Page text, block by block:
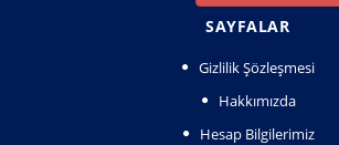
SAYFALAR
Gizlilik Şözleşmesi
Hakkımızda
Hesap Bilgilerimiz